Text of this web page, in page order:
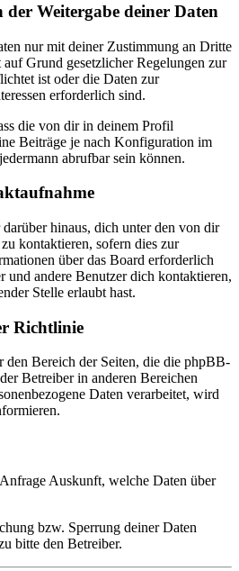
der Weitergabe deiner Daten
nur mit deiner Zustimmung an Dritte
Grund gesetzlicher Regelungen zur
ist oder die Daten zur
erforderlich sind.
die von dir in deinem Profil
Beiträge je nach Konfiguration im
abrufbar sein können.
hinaus, dich unter den von dir
kontaktieren, sofern dies zur
über das Board erforderlich
und andere Benutzer dich kontaktieren,
Stelle erlaubt hast.
Richtlinie
den Bereich der Seiten, die die phpBB-
Betreiber in anderen Bereichen
Daten verarbeitet, wird
Auskunft, welche Daten über
bzw. Sperrung deiner Daten
bitte den Betreiber.